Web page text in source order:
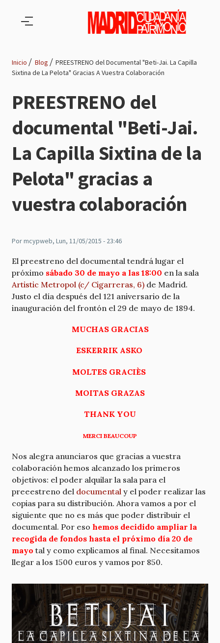
de
navegación
Inicio Blog
PREESTRENO del Documental "Beti-Jai. La Capilla
Sixtina de La Pelota" Gracias A Vuestra Colaboración
PREESTRENO del
documental "Beti-Jai.
La Capilla Sixtina de la
Pelota" gracias a
vuestra colaboración
Pormcypweb, Lun, 11/05/2015 - 23:46
El preestreno del documental tendrá lugar el
próximo sábado 30 de mayo a las 18:00 en la sala
Artistic Metropol (c/ Cigarreras, 6) de Madrid.
Justo el día después del 121 aniversario de la
inauguración del frontón el 29 de mayo de 1894.
MUCHAS GRACIAS
ESKERRIK ASKO
MOLTES GRACIÈS
MOITAS GRAZAS
THANK YOU
MERCI BEAUCOUP
Nos alegra anunciaros que gracias a vuestra
colaboración hemos alcanzado los primeros
objetivos: el poder alquilar la sala para el
preeestreno del documental y el poder realizar las
copias para su distribución. Ahora vamos a por el
siguiente que no es más que poder distribuir el
documental. Por eso hemos decidido ampliar la
recogida de fondos hasta el próximo día 20 de
mayo tal y como explicamos al final. Necesitamos
llegar a los 1500 euros y vamos por 850.